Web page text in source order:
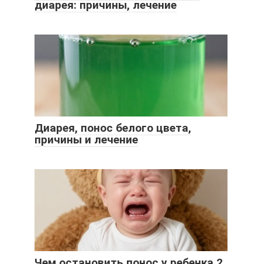
диарея: причины, лечение
Диарея, понос белого цвета,
причины и лечение